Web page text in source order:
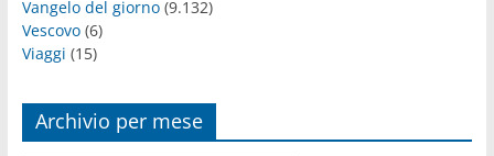
Vangelo del giorno(9.132)
Vescovo(6)
Viaggi (15)
Archivio per mese